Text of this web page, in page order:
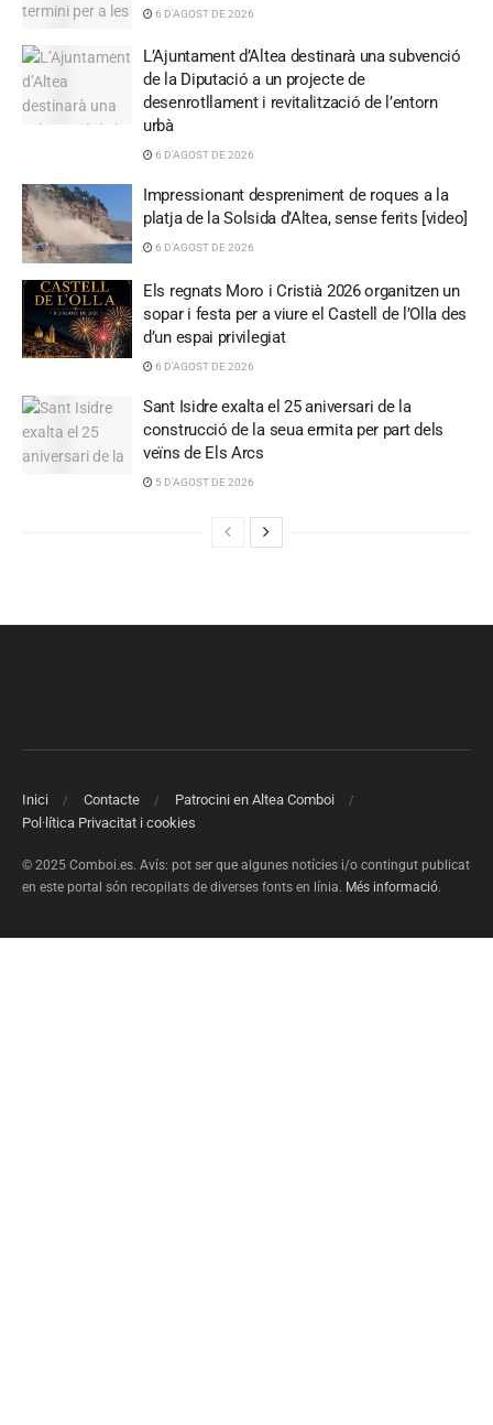
6 D'AGOST DE 2026
L’Ajuntament d’Altea destinarà una subvenció
de la Diputació a un projecte de
desenrotllament i revitalització de l’entorn
urbà
6 D'AGOST DE 2026
Impressionant despreniment de roques a la
platja de la Solsida d’Altea, sense ferits [video]
6 D'AGOST DE 2026
Els regnats Moro i Cristià 2026 organitzen un
sopar i festa per a viure el Castell de l’Olla des
d’un espai privilegiat
6 D'AGOST DE 2026
Sant Isidre exalta el 25 aniversari de la
construcció de la seua ermita per part dels
veïns de Els Arcs
5 D'AGOST DE 2026
Inici Contacte
Patrocini en Altea Comboi
Pol·lítica Privacitat i cookies
© 2025 Comboi.es. Avís: pot ser que algunes notícies i/o contingut publicat
en este portal són recopilats de diverses fonts en línia. Més informació.